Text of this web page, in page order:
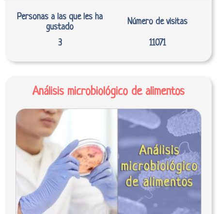
Personas a las que les ha
gustado
Número de visitas
3 11071
Análisis microbiológico de alimentos